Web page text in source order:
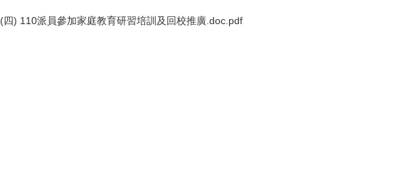
(四) 110派員參加家庭教育研習培訓及回校推廣.doc.pdf